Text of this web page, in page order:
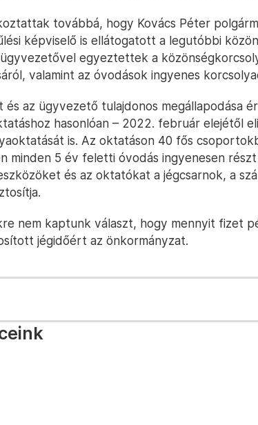
továbbá, hogy Kovács Péter
képviselő is ellátogatott a legutóbbi
egyeztettek a
valamint az óvodások ingyenes
és az ügyvezető tulajdonos megállapodása
hasonlóan – 2022. február elejétől
is. Az oktatáson 40 fős
minden 5 év feletti óvodás ingyenesen
és az oktatókat a jégcsarnok, a
nem kaptunk választ, hogy mennyit fizet
jégidőért az önkormányzat.